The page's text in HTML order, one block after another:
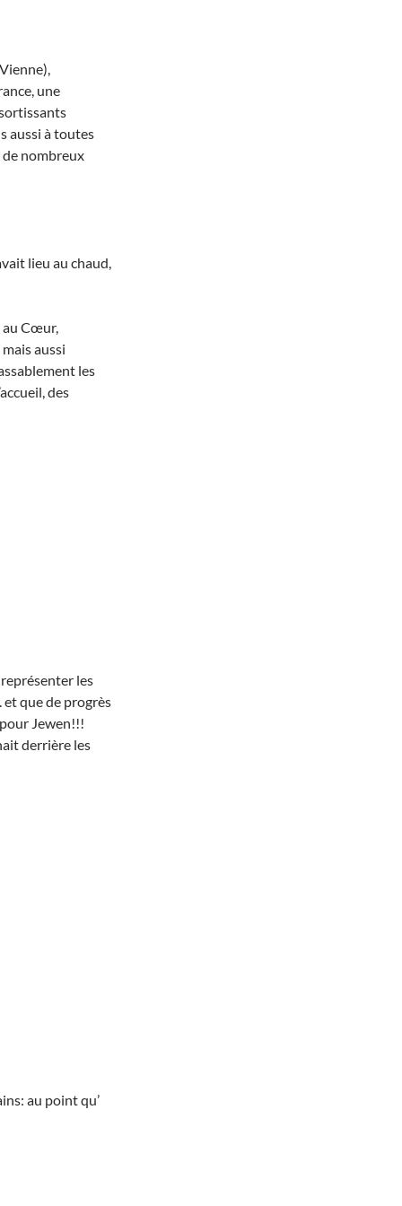
une
aussi à toutes
de nombreux
lieu au chaud,
au Cœur,
aussi
les
des
les
que de progrès
Jewen!!!
derrière les
au point qu’